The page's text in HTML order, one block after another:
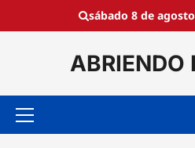
sábado 8 de
ABRIENDO
Menú